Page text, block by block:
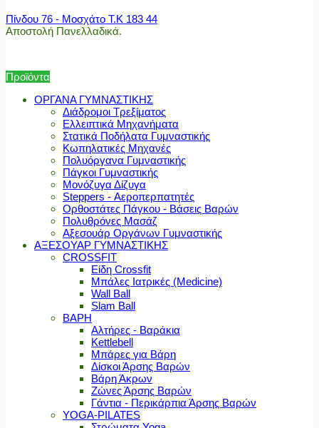
Πίνδου 76 - Μοσχάτο Τ.Κ 183 44
Αποστολή Πανελλαδικά.
Προϊόντα
ΟΡΓΑΝΑ ΓΥΜΝΑΣΤΙΚΗΣ
Διάδρομοι Τρεξίματος
Ελλειπτικά Μηχανήματα
Στατικά Ποδήλατα Γυμναστικής
Κωπηλατικές Μηχανές
Πολυόργανα Γυμναστικής
Πάγκοι Γυμναστικής
Μονόζυγα Δίζυγα
Steppers - Αεροπερπατητές
Ορθοστάτες Πάγκου - Βάσεις Βαρών
Πολυθρόνες Μασάζ
Αξεσουάρ Οργάνων Γυμναστικής
ΑΞΕΣΟΥΑΡ ΓΥΜΝΑΣΤΙΚΗΣ
CROSSFIT
Είδη Crossfit
Μπάλες Ιατρικές (Medicine)
Wall Ball
Slam Ball
ΒΑΡΗ
Αλτήρες - Βαράκια
Kettlebell
Μπάρες για Βάρη
Δίσκοι Άρσης Βαρών
Βάρη Άκρων
Ζώνες Άρσης Βαρών
Γάντια - Περικάρπια Άρσης Βαρών
YOGA-PILATES